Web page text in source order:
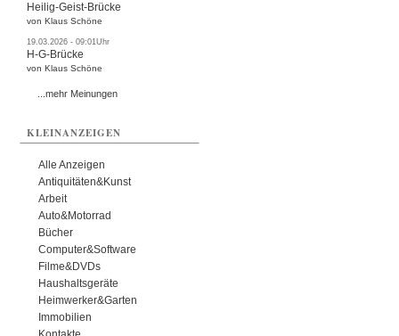
Heilig-Geist-Brücke
von Klaus Schöne
19.03.2026 - 09:01Uhr
H-G-Brücke
von Klaus Schöne
...mehr Meinungen
KLEINANZEIGEN
Alle Anzeigen
Antiquitäten&Kunst
Arbeit
Auto&Motorrad
Bücher
Computer&Software
Filme&DVDs
Haushaltsgeräte
Heimwerker&Garten
Immobilien